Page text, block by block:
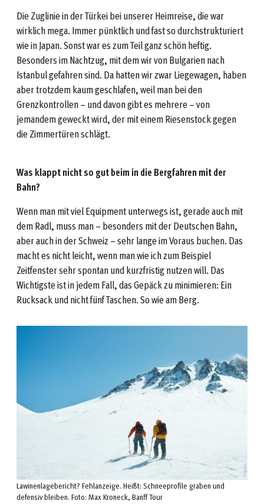
Die Zuglinie in der Türkei bei unserer Heimreise, die war
wirklich mega. Immer pünktlich und fast so durchstrukturiert
wie in Japan. Sonst war es zum Teil ganz schön heftig.
Besonders im Nachtzug, mit dem wir von Bulgarien nach
Istanbul gefahren sind. Da hatten wir zwar Liegewagen, haben
aber trotzdem kaum geschlafen, weil man bei den
Grenzkontrollen – und davon gibt es mehrere – von
jemandem geweckt wird, der mit einem Riesenstock gegen
die Zimmertüren schlägt.
Was klappt nicht so gut beim in die Bergfahren mit der
Bahn?
Wenn man mit viel Equipment unterwegs ist, gerade auch mit
dem Radl, muss man – besonders mit der Deutschen Bahn,
aber auch in der Schweiz – sehr lange im Voraus buchen. Das
macht es nicht leicht, wenn man wie ich zum Beispiel
Zeitfenster sehr spontan und kurzfristig nutzen will. Das
Wichtigste ist in jedem Fall, das Gepäck zu minimieren: Ein
Rucksack und nicht fünf Taschen. So wie am Berg.
Lawinenlagebericht? Fehlanzeige. Heißt: Schneeprofile graben und
defensiv bleiben. Foto: Max Kroneck, Banff Tour